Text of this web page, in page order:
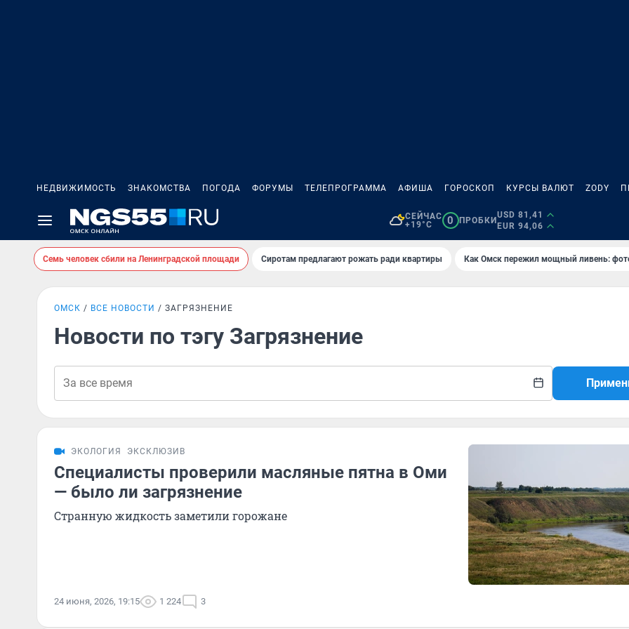
НЕДВИЖИМОСТЬ ЗНАКОМСТВА ПОГОДА ФОРУМЫ ТЕЛЕПРОГРАММА АФИША ГОРОСКОП КУРСЫ ВАЛЮТ ZODY
СЕЙЧАС
+19°C
0 ПРОБКИ
USD 81,41
EUR 94,06
Семь человек сбили на Ленинградской площади Сиротам предлагают рожать ради квартиры Как Омск пережил мощный ливень:
ОМСК ВСЕ НОВОСТИ ЗАГРЯЗНЕНИЕ
Новости по тэгу Загрязнение
ЭКОЛОГИЯ ЭКСКЛЮЗИВ
Специалисты проверили масляные пятна в Оми
— было ли загрязнение
Странную жидкость заметили горожане
24 июня, 2026, 19:15 1 224 3